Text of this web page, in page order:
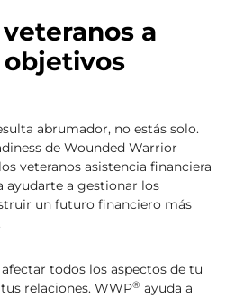
a
objetivos
abrumador, no estás solo.
de Wounded Warrior
veteranos asistencia financiera
ayudarte a gestionar los
un futuro financiero más
todos los aspectos de tu
relaciones. WWP® ayuda a